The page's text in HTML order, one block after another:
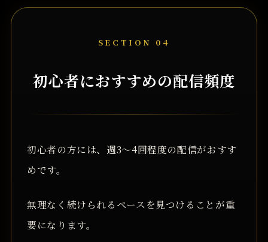
SECTION 04
初心者におすすめの配信頻度
初心者の方には、週3〜4回程度の配信がおすす
めです。
無理なく続けられるペースを見つけることが重
要になります。